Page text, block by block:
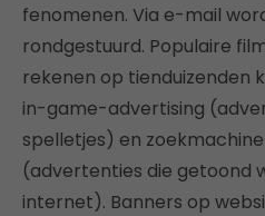
fenomenen. Via e-mail
rondgestuurd. Populaire
rekenen op tienduizenden
in-game-advertising
spelletjes) en
(advertenties die getoond
internet). Banners op